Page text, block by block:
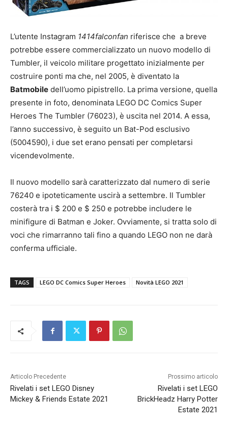
L’utente Instagram 1414falconfan riferisce che a breve
potrebbe essere commercializzato un nuovo modello di
Tumbler, il veicolo militare progettato inizialmente per
costruire ponti ma che, nel 2005, è diventato la
Batmobile dell’uomo pipistrello. La prima versione, quella
presente in foto, denominata LEGO DC Comics Super
Heroes The Tumbler (76023), è uscita nel 2014. A essa,
l’anno successivo, è seguito un Bat-Pod esclusivo
(5004590), i due set erano pensati per completarsi
vicendevolmente.
Il nuovo modello sarà caratterizzato dal numero di serie
76240 e ipoteticamente uscirà a settembre. Il Tumbler
costerà tra i $ 200 e $ 250 e potrebbe includere le
minifigure di Batman e Joker. Ovviamente, si tratta solo di
voci che rimarranno tali fino a quando LEGO non ne darà
conferma ufficiale.
TAGS LEGO DC Comics Super Heroes Novità LEGO 2021
Articolo Precedente
Rivelati i set LEGO Disney
Mickey & Friends Estate 2021
Prossimo articolo
Rivelati i set LEGO
BrickHeadz Harry Potter
Estate 2021